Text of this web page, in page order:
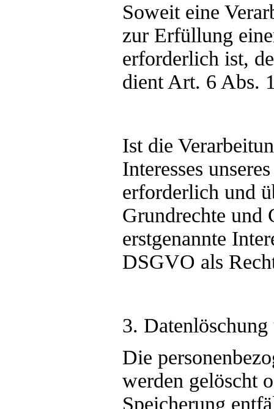
Soweit eine
zur Erfüllung
erforderlich ist,
dient Art. 6 Abs.
Ist die
Interesses
erforderlich und
Grundrechte und
erstgenannte
DSGVO als
3.
Die
werden gelöscht
Speicherung